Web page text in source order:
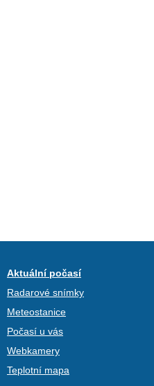
Aktuální počasí
Radarové snímky
Meteostanice
Počasí u vás
Webkamery
Teplotní mapa